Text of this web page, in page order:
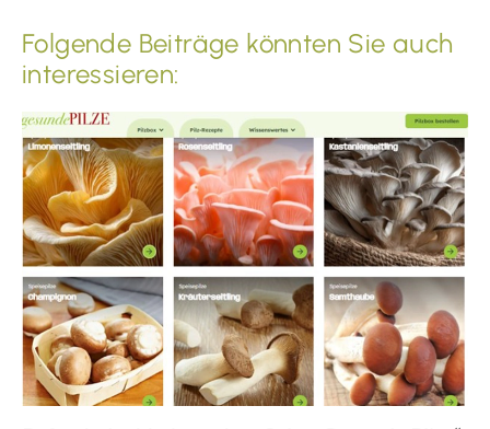
Folgende Beiträge könnten Sie auch
interessieren: